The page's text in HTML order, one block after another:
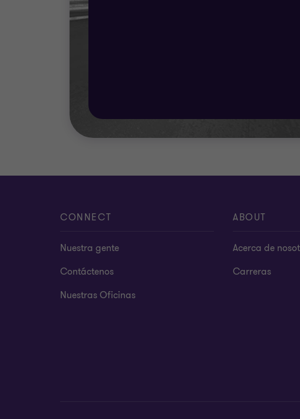
CONNECT
Nuestra gente
Contáctenos
Nuestras Oficinas
ABOUT
Acerca de
Carreras